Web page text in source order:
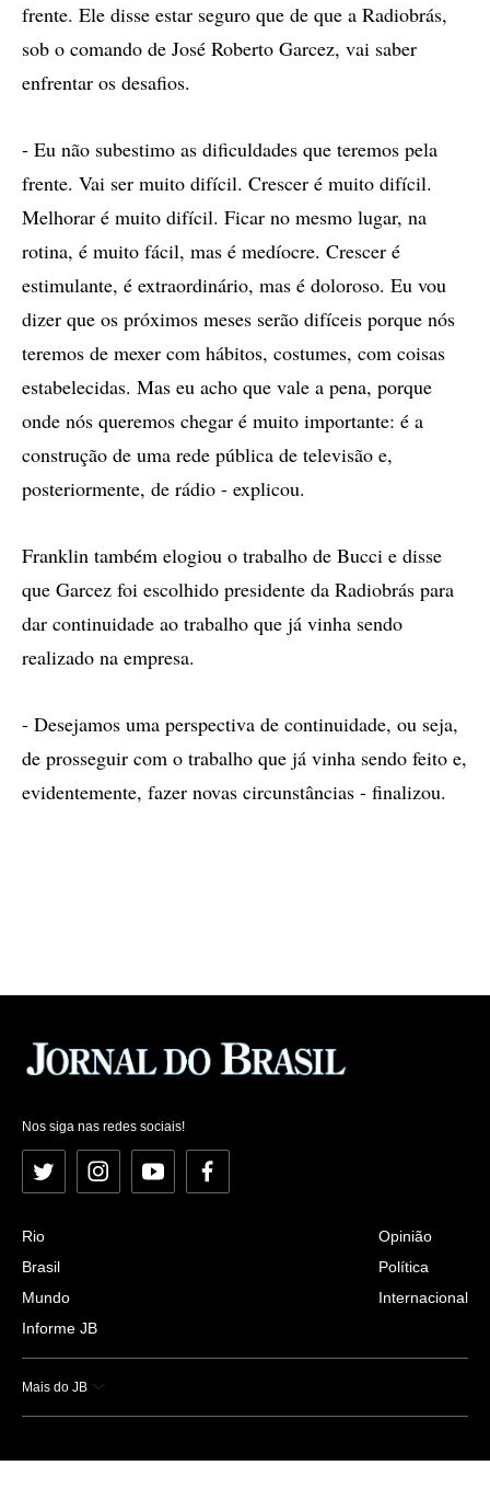
frente. Ele disse estar seguro que de que a Radiobrás,
sob o comando de José Roberto Garcez, vai saber
enfrentar os desafios.
- Eu não subestimo as dificuldades que teremos pela
frente. Vai ser muito difícil. Crescer é muito difícil.
Melhorar é muito difícil. Ficar no mesmo lugar, na
rotina, é muito fácil, mas é medíocre. Crescer é
estimulante, é extraordinário, mas é doloroso. Eu vou
dizer que os próximos meses serão difíceis porque nós
teremos de mexer com hábitos, costumes, com coisas
estabelecidas. Mas eu acho que vale a pena, porque
onde nós queremos chegar é muito importante: é a
construção de uma rede pública de televisão e,
posteriormente, de rádio - explicou.
Franklin também elogiou o trabalho de Bucci e disse
que Garcez foi escolhido presidente da Radiobrás para
dar continuidade ao trabalho que já vinha sendo
realizado na empresa.
- Desejamos uma perspectiva de continuidade, ou seja,
de prosseguir com o trabalho que já vinha sendo feito e,
evidentemente, fazer novas circunstâncias - finalizou.
Nos siga nas redes sociais!
Twitter InstagramYouTubeFacebook
Rio
Brasil
Mundo
Informe JB
Opinião
Política
Internacional
Mais do JB
Esportes